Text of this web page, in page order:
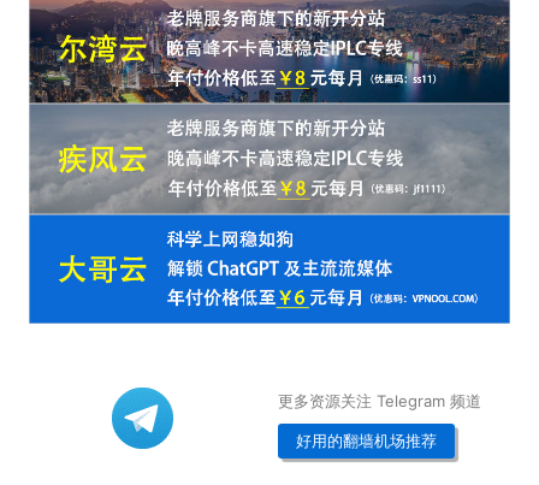
更多资源关注 Telegram 频道
好用的翻墙机场推荐